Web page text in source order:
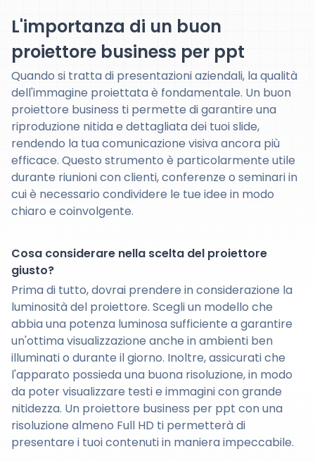
L'importanza di un buon
proiettore business per ppt
Quando si tratta di presentazioni aziendali, la qualità
dell'immagine proiettata è fondamentale. Un buon
proiettore business ti permette di garantire una
riproduzione nitida e dettagliata dei tuoi slide,
rendendo la tua comunicazione visiva ancora più
efficace. Questo strumento è particolarmente utile
durante riunioni con clienti, conferenze o seminari in
cui è necessario condividere le tue idee in modo
chiaro e coinvolgente.
Cosa considerare nella scelta del proiettore
giusto?
Prima di tutto, dovrai prendere in considerazione la
luminosità del proiettore. Scegli un modello che
abbia una potenza luminosa sufficiente a garantire
un'ottima visualizzazione anche in ambienti ben
illuminati o durante il giorno. Inoltre, assicurati che
l'apparato possieda una buona risoluzione, in modo
da poter visualizzare testi e immagini con grande
nitidezza. Un proiettore business per ppt con una
risoluzione almeno Full HD ti permetterà di
presentare i tuoi contenuti in maniera impeccabile.